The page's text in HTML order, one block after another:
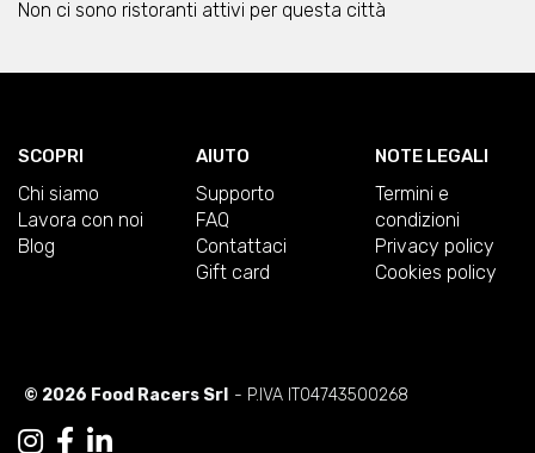
Non ci sono ristoranti attivi per questa città
SCOPRI
Chi siamo
Lavora con noi
Blog
AIUTO
Supporto
FAQ
Contattaci
Gift card
NOTE LEGALI
Termini e
condizioni
Privacy policy
Cookies policy
© 2026 Food Racers Srl - P.IVA IT04743500268